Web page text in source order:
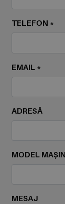
TELEFON *
EMAIL *
ADRESĂ
MODEL
MESAJ